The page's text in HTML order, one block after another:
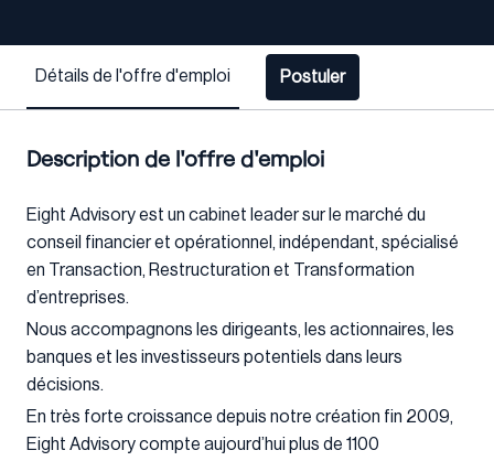
Détails de l'offre d'emploi Postuler
Description de l'offre d'emploi
Eight Advisory est un cabinet leader sur le marché du
conseil financier et opérationnel, indépendant, spécialisé
en Transaction, Restructuration et Transformation
d’entreprises.
Nous accompagnons les dirigeants, les actionnaires, les
banques et les investisseurs potentiels dans leurs
décisions.
En très forte croissance depuis notre création fin 2009,
Eight Advisory compte aujourd’hui plus de 1100